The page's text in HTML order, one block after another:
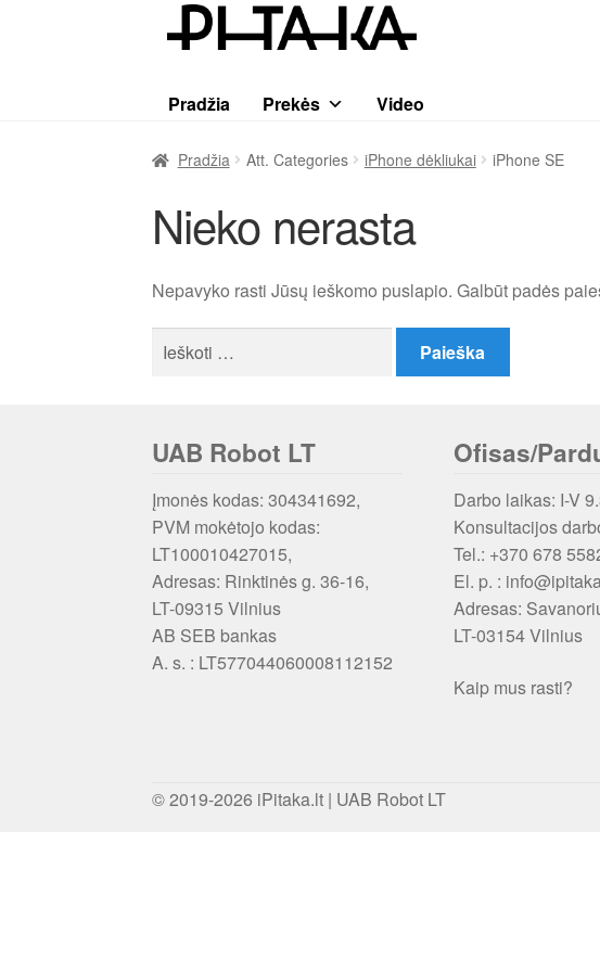
Pereiti
prie
Pereiti
prie
Pradžia Prekės Video
Pradžia Att. Categories iPhone dėkliukai iPhone SE
Nieko nerasta
Nepavyko rasti Jūsų ieškomo puslapio. Galbūt padės
Ieškoti:
UAB Robot LT
Įmonės kodas: 304341692,
PVM mokėtojo kodas:
LT100010427015,
Adresas: Rinktinės g. 36-16,
LT-09315 Vilnius
AB SEB bankas
A. s. : LT577044060008112152
Ofisas/
Darbo laikas: I-V
Konsultacijos
Tel.: +370 678
El. p. :
Adresas:
LT-03154 Vilnius
Kaip mus rasti?
© 2019-2026 iPitaka.lt | UAB Robot LT